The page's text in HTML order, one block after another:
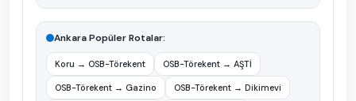
AnkaraPopüler Rotalar:
Koru → OSB-Törekent OSB-Törekent → AŞTİ
OSB-Törekent → Gazino OSB-Törekent → Dikimevi